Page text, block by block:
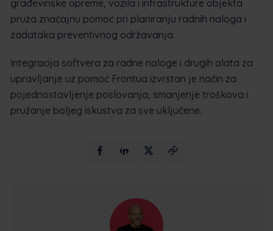
građevinske opreme, vozila i infrastrukture objekta
pruža značajnu pomoć pri planiranju radnih naloga i
zadataka preventivnog održavanja.
Integracija softvera za radne naloge i drugih alata za
upravljanje uz pomoć Frontua izvrstan je način za
pojednostavljenje poslovanja, smanjenje troškova i
pružanje boljeg iskustva za sve uključene.